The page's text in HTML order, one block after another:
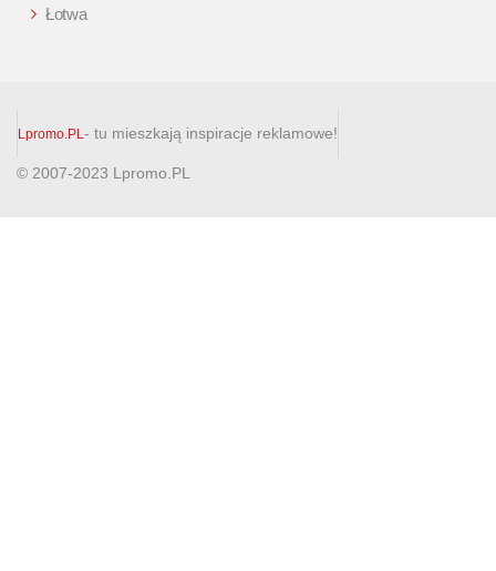
Łotwa
Lpromo.PL- tu mieszkają inspiracje reklamowe!
© 2007-2023 Lpromo.PL